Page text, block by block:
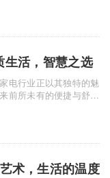
在这里展示烹饪艺
生活，智慧之选
电行业正以其独特的魅
前所未有的便捷与舒
贴心的服务，赢得了广
术，生活的温度